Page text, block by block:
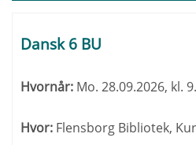
Tabeloverskrifter
kan
Dansk 6 BU
Hvornår: Mo. 28.09.2026, kl.
Hvor: Flensborg Bibliotek,